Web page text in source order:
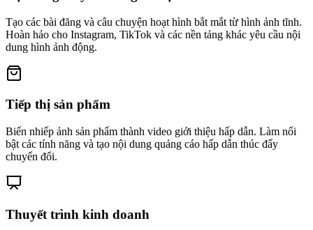
Tạo các bài đăng và câu chuyện hoạt hình bắt mắt từ hình ảnh tĩnh.
Hoàn hảo cho Instagram, TikTok và các nền tảng khác yêu cầu nội
dung hình ảnh động.
Tiếp thị sản phẩm
Biến nhiếp ảnh sản phẩm thành video giới thiệu hấp dẫn. Làm nổi
bật các tính năng và tạo nội dung quảng cáo hấp dẫn thúc đẩy
chuyển đổi.
Thuyết trình kinh doanh